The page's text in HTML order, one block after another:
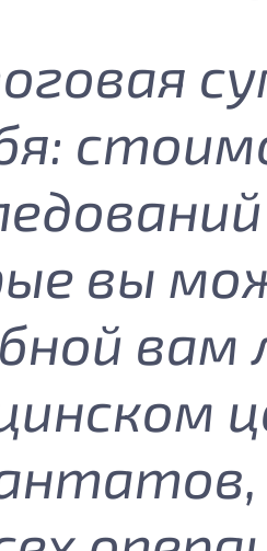
вы
вам